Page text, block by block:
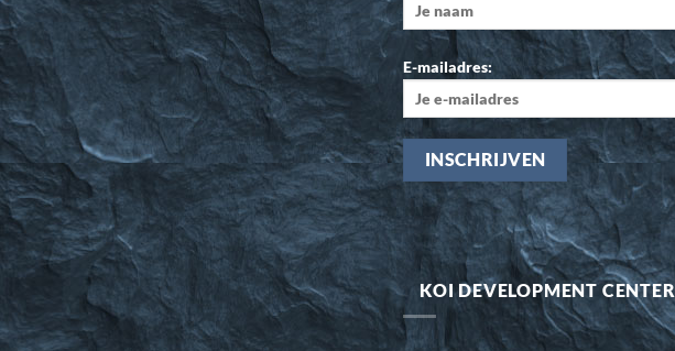
E-mailadres:
KOI DEVELOPMENT CENTER